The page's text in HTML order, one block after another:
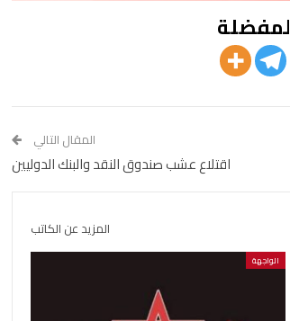
المقال التالي
اقتلاع عشب صندوق النقد والبنك الدوليين
المزيد عن الكاتب
الواجهة